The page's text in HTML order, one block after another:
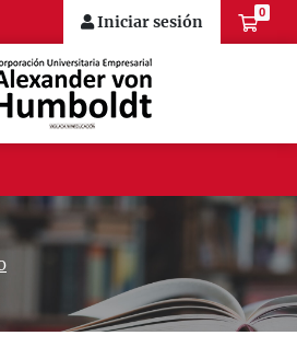
Iniciar sesión 0